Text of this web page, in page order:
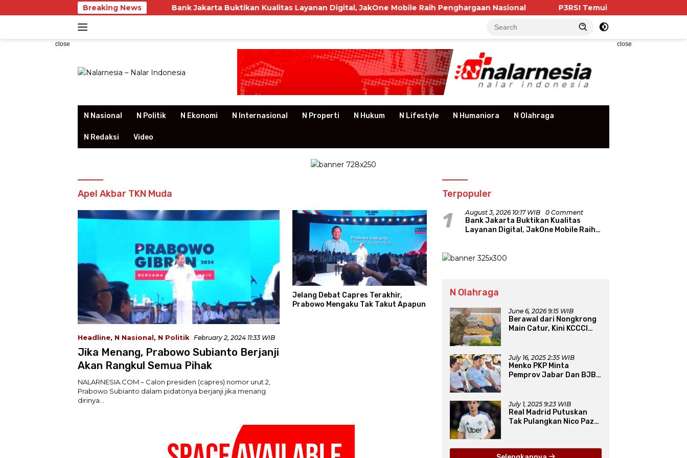
to
Breaking NewsBank Jakarta Buktikan Kualitas Layanan Digital, JakOne Mobile Raih Penghargaan Nasional P3RSI Temui Kementerian PKP, Pengurus
close close
N Nasional N Politik N Ekonomi N Internasional N Properti N Hukum N Lifestyle N Humaniora N Olahraga
N Redaksi Video
Apel Akbar TKN Muda
Headline, N Nasional, N Politik February 2, 2024 11:33 WIB
Jika Menang, Prabowo Subianto Berjanji
Akan Rangkul Semua Pihak
NALARNESIA.COM – Calon presiden (capres) nomor urut 2,
Prabowo Subianto dalam pidatonya berjanji jika menang
dirinya…
Jelang Debat Capres Terakhir,
Prabowo Mengaku Tak Takut Apapun
Terpopuler
1 August 3, 2026 10:17 WIB 0 Comment
Bank Jakarta Buktikan Kualitas
Layanan Digital, JakOne Mobile Raih
N Olahraga
June 6, 2026 9:15 WIB
Berawal dari Nongkrong
Main Catur, Kini KCCCI
July 16, 2025 2:35 WIB
Menko PKP Minta
Pemprov Jabar Dan BJB
July 1, 2025 9:23 WIB
Real Madrid Putuskan
Tak Pulangkan Nico Paz